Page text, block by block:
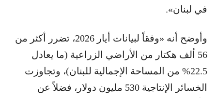
في لبنان».
وأوضح أنه «وفقاً لبيانات أيار 2026، تضرر أكثر من
56 ألف هكتار من الأراضي الزراعية (ما يعادل
22.5% من المساحة الإجمالية للبنان)، وتجاوزت
الخسائر الإنتاجية 530 مليون دولار، فضلاً عن